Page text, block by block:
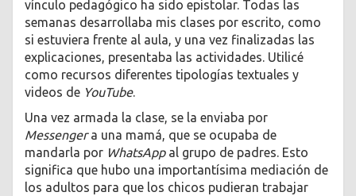
vínculo pedagógico ha sido epistolar. Todas las
semanas desarrollaba mis clases por escrito, como
si estuviera frente al aula, y una vez finalizadas las
explicaciones, presentaba las actividades. Utilicé
como recursos diferentes tipologías textuales y
videos de YouTube.
Una vez armada la clase, se la enviaba por
Messengera una mamá, que se ocupaba de
mandarla por WhatsAppal grupo de padres. Esto
significa que hubo una importantísima mediación de
los adultos para que los chicos pudieran trabajar